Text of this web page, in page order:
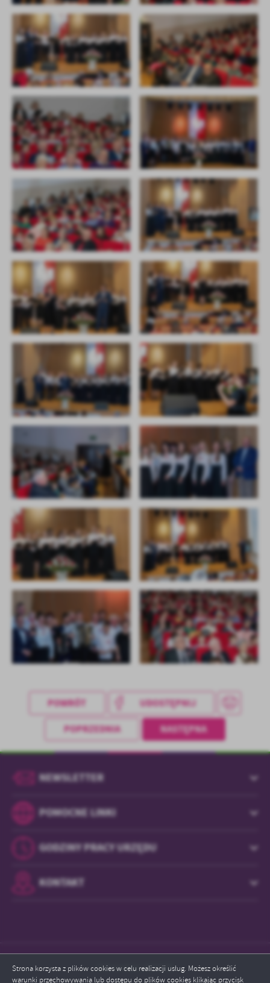
Strona korzysta z plików cookies w celu realizacji usług. Możesz określić
warunki przechowywania lub dostępu do plików cookies klikając przycisk
POWRÓT UDOSTĘPNIJ
POPRZEDNIA NASTĘPNA
POMOCNE LINKI
NEWSLETTER
GODZINY PRACY URZĘDU
KONTAKT
Odwiedzin: 839530